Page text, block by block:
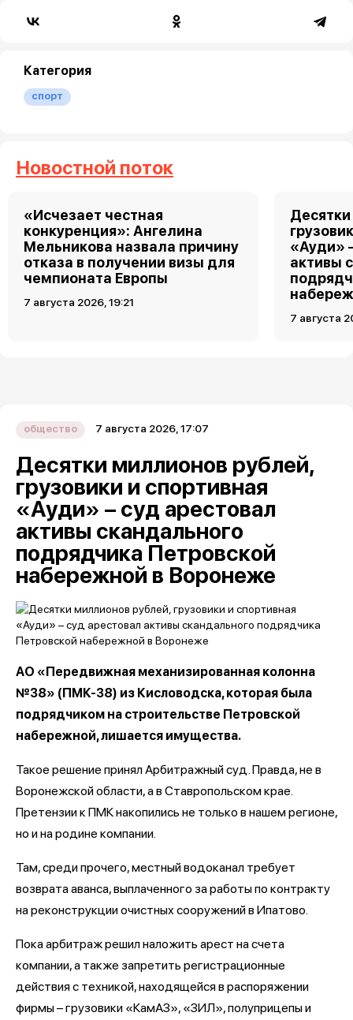
Категория
спорт
Новостной поток
«Исчезает честная
конкуренция»: Ангелина
Мельникова назвала причину
отказа в получении визы для
чемпионата Европы
7 августа 2026, 19:21
«Ауди»
активы
7 августа
общество 7 августа 2026, 17:07
Десятки миллионов рублей,
грузовики и спортивная
«Ауди» – суд арестовал
активы скандального
подрядчика Петровской
набережной в Воронеже
АО «Передвижная механизированная колонна
№38» (ПМК-38) из Кисловодска, которая была
подрядчиком на строительстве Петровской
набережной, лишается имущества.
Такое решение принял Арбитражный суд. Правда, не в
Воронежской области, а в Ставропольском крае.
Претензии к ПМК накопились не только в нашем регионе,
но и на родине компании.
Там, среди прочего, местный водоканал требует
возврата аванса, выплаченного за работы по контракту
на реконструкции очистных сооружений в Ипатово.
Пока арбитраж решил наложить арест на счета
компании, а также запретить регистрационные
действия с техникой, находящейся в распоряжении
фирмы – грузовики «КамАЗ», «ЗИЛ», полуприцепы и